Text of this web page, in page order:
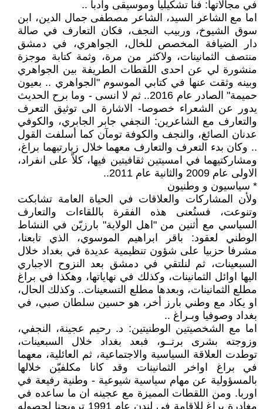
في مجالاتها: فنا تشكيليا وموسيقى وادبا ..
اما مع الشاعر السيد، الشاعر مصطفى جمال الدين، ابن
سوق الشيوخ، وربيب النجف، فكان التعارف في صالة
دار الضيافة المخصص للخال، الجواهري، في دمشق
منتصف الثمانينات، ولاكثر من مرة، وثمة كتابة موجزة
منشورة لي عن احدى اللقطات الطريفة بين الجواهري
وبينه وثقت عنها في كتابي الموسوم "الجواهري .. بعيون
حميمة" الصادر عام 2016.. ثم لا انسى - وما برح الحديث
يدور عن الشعراء خصوصا- الاشارة الى توثيق التعرف
والتعارف مع الشاعرين: النجفي جابر الجابري، والكوفي
عدنان الصائغ، والنجف والكوفة تومآن كما أسلفت القول
.. وكان بدء التعرف والتعارف معهما خلال زيارتيهما براغ،
ومشاركتيهما في امسيتين ثقافيتين فيها، كلاً على انفراد،
الاولى عام 2009 والثانية عام 2011..
* سياسيون و وطنيون
ولأن المشاركات والعلاقات في الحياة العامة تشابكت
وتنوعت، فستُعنى هذه الفقرة باللقاءات والتعارف
السياسي مع أثنين من "اهل الولاية" بارزيّن في النشاط
الوطني لعقود: باقر ابراهيم الموسوي، الذي تابعنا،
مشرفا حزبيا على شؤون تنظيمية عديدة في بغداد خلال
السبعينات، ثم لنلتقي في دمشق بعد النزوح الاجباري
اليها اوائل الثمانينات، وكذلك في نهاياتها، وهكذا في براغ
مطلع الثمانينات، وبعدها مطلع التسعينات.. وكذلك الحال،
او يكاد مع وطني بارز أخر، هو حسين سلطان صبي، في
بغداد وصوفيا وبـراغ ..
اما مع الشخصيتين الوطنيتين: د. رحيم عجينة، النجفي،
وزوجته بشرى برتــو، فبعد بغداد خلال السبعينات،
توطدت العلاقة السياسية والاجتماعية، ثم العائلية، معهما
في براغ اواخر الثمانينات وقد كانا مكلفيّن خلالها
بالمسؤولية عن مهام سياسية شيوعية - وطنية رفيعة في
اوربا. ومن اللقطات المميزة مع عجينه ان ما ساعده في
مغادرة براغ للاقامة في لندن عام 1991 ترويجنا لحصوله